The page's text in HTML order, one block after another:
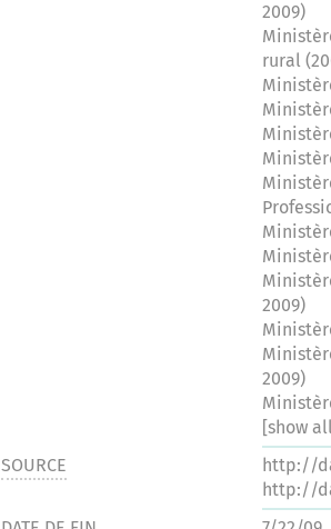
2009)
rural
2009)
2009)
[show
SOURCE
http://
http://